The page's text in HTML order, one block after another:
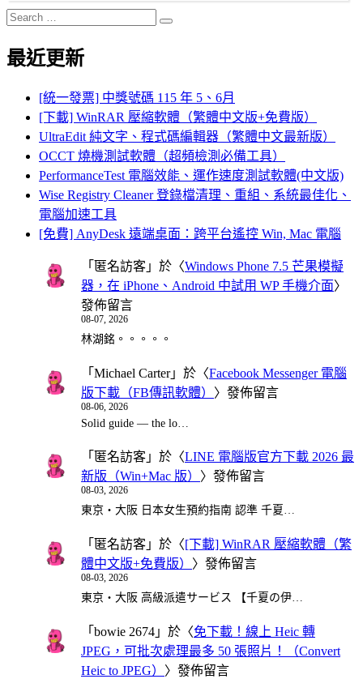
Search
for:
Search
最近更新
[統一發票] 中獎號碼 115 年 5、6月
[下載] WinRAR 壓縮軟體（繁體中文版+免費版）
UltraEdit 純文字、程式碼編輯器（繁體中文最新版）
OCCT 燒機測試軟體（超頻檢測必備工具）
PerformanceTest 電腦效能、運作速度測試軟體(中文版)
Wise Registry Cleaner 登錄檔清理、重組、系統最佳化、
電腦加速工具
[免費] AnyDesk 遠端桌面：跨平台遙控 Win, Mac 電腦
「 匿名訪客 」於〈Windows Phone 7.5 芒果模擬
器，在 iPhone、Android 中試用 WP 手機介面〉
發佈留言
08-07, 2026
林湖銘。。。。。
「 Michael Carter」於〈Facebook Messenger 電腦
版下載（FB傳訊軟體） 〉發佈留言
08-06, 2026
Solid guide — the lo…
「 匿名訪客 」於〈LINE 電腦版官方下載 2026 最
新版（Win+Mac 版） 〉發佈留言
08-03, 2026
東京・大阪 日本女生預約指南 認準 千夏…
「 匿名訪客 」於〈[下載] WinRAR 壓縮軟體（繁
體中文版+免費版） 〉發佈留言
08-03, 2026
東京・大阪 高級派遣サービス 【千夏の伊…
「 bowie 2674 」於〈免下載！線上 Heic 轉
JPEG，可批次處理最多 50 張照片！（Convert
Heic to JPEG） 〉發佈留言